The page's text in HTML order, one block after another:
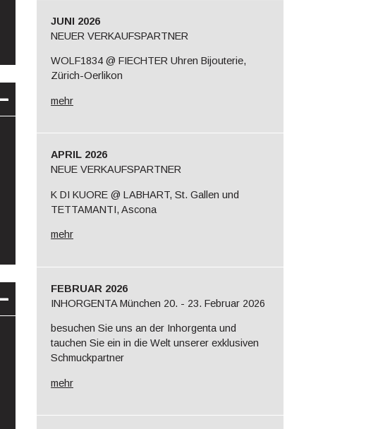
JUNI 2026
NEUER VERKAUFSPARTNER
WOLF1834 @ FIECHTER Uhren Bijouterie,
Zürich-Oerlikon
mehr
APRIL 2026
NEUE VERKAUFSPARTNER
K DI KUORE @ LABHART, St. Gallen und
TETTAMANTI, Ascona
mehr
FEBRUAR 2026
INHORGENTA München 20. - 23. Februar 2026
besuchen Sie uns an der Inhorgenta und
tauchen Sie ein in die Welt unserer exklusiven
Schmuckpartner
mehr